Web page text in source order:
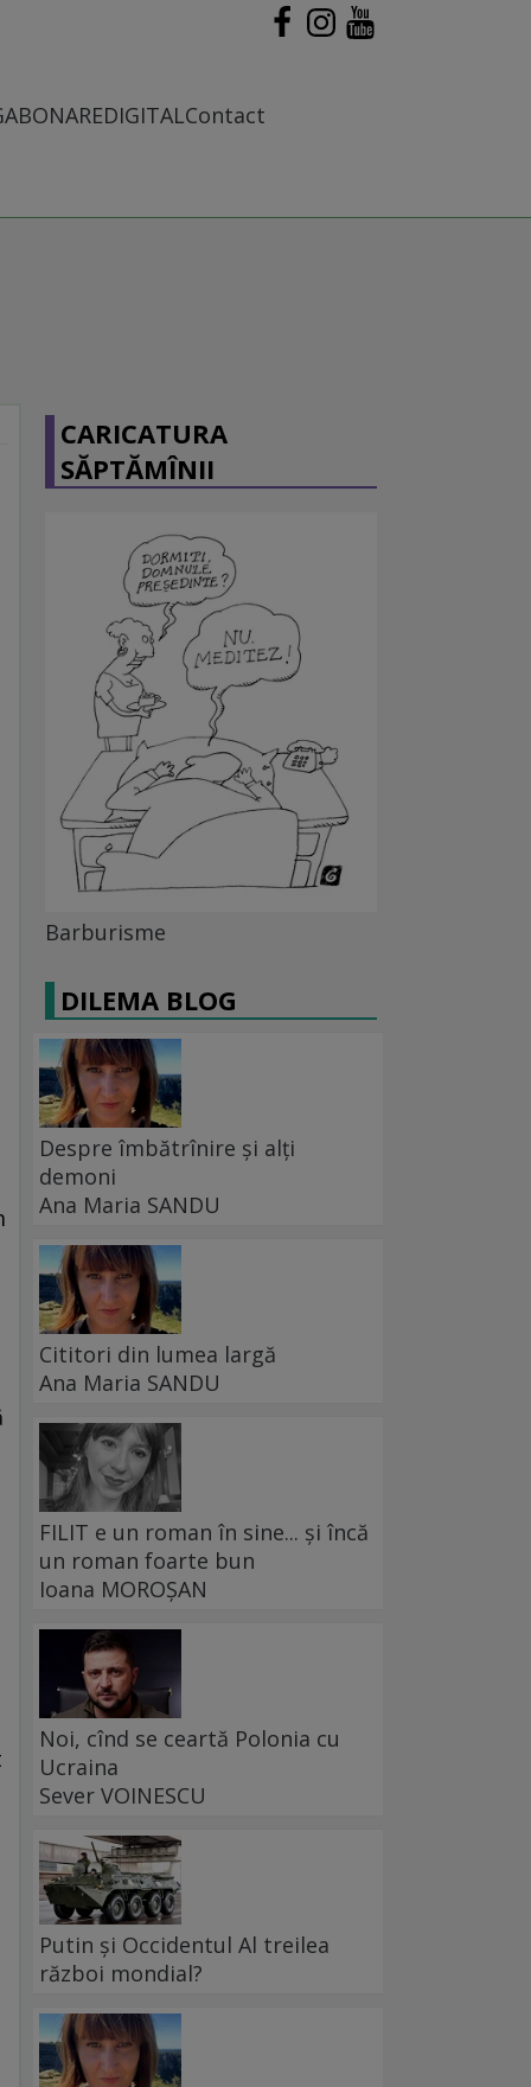
ABONAREDIGITALContact
CARICATURA
SĂPTĂMÎNII
Barburisme
DILEMA BLOG
Despre îmbătrînire și alți
demoni
Ana Maria SANDU
Cititori din lumea largă
Ana Maria SANDU
FILIT e un roman în sine... și încă
un roman foarte bun
Ioana MOROȘAN
Noi, cînd se ceartă Polonia cu
Ucraina
Sever VOINESCU
Putin și Occidentul Al treilea
război mondial?